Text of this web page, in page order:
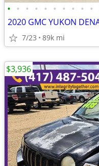
• • • • • • • • • •
7/23 89k mi
$3,936